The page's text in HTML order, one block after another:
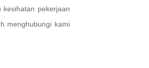
pekerjaan
menghubungi kami